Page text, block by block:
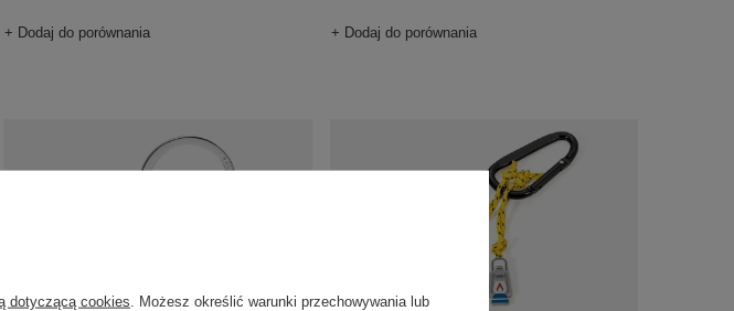
+ Dodaj do porównania + Dodaj do porównania
dotyczącą cookies . Możesz określić warunki przechowywania lub